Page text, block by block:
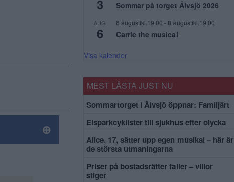
3 Sommar på torget Älvsjö 2026
AUG
6
6 augustikl.19:00 - 8 augustikl.19:00
Carrie the musical
Visa kalender
MEST LÄSTA JUST NU
Sommartorget i Älvsjö öppnar: Familjärt
Elsparkcyklister till sjukhus efter olycka
Alice, 17, sätter upp egen musikal – här är
de största utmaningarna
Priser på bostadsrätter faller – villor
stiger